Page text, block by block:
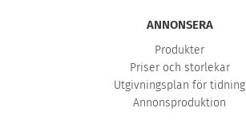
ANNONSERA
Produkter
Priser och storlekar
Utgivningsplan för tidning
Annonsproduktion